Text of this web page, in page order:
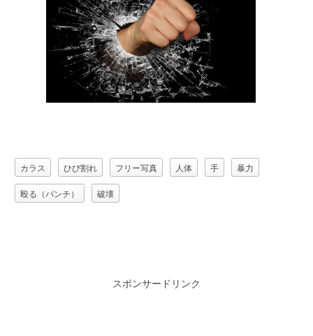
カラス ひび割れ フリー写真 人体 手 暴力
殴る（パンチ） 破壊
スポンサードリンク